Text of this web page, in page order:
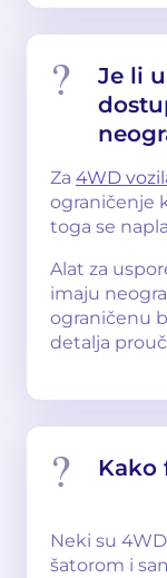
Je li
Za 4WD
ograničenje
toga se
Alat za
imaju
ograničenu
detalja
Kako
Neki su
šatorom i